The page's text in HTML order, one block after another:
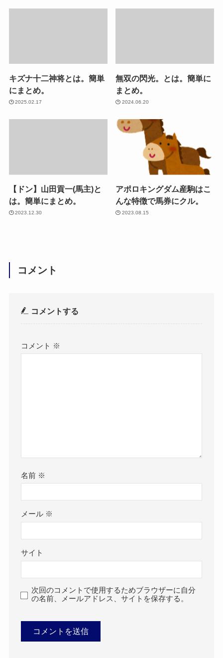
キズナ十二神将とは。簡単
にまとめ。
2025.02.17
無双の閃光。とは。簡単に
まとめ。
2024.06.20
【ドン】山田貢一(馬主)と
は。簡単にまとめ。
2023.12.30
アポロキングダム産駒はこ
んな特徴で馬券にクル。
2023.08.15
コメント
コメントする
コメント ※
名前 ※
メール ※
サイト
次回のコメントで使用するためブラウザーに自分
の名前、メールアドレス、サイトを保存する。